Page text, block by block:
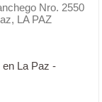
Nro. 2550
LA PAZ
La Paz -